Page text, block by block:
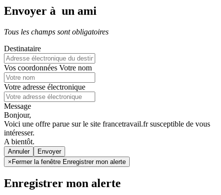
Envoyer à un ami
Tous les champs sont obligatoires
Destinataire
Vos coordonnées Votre nom
Votre adresse électronique
Message
Bonjour,
Voici une offre parue sur le site francetravail.fr susceptible de vous
intéresser.
A bientôt.
Annuler
× Fermer la fenêtre Enregistrer mon alerte
Enregistrer mon alerte